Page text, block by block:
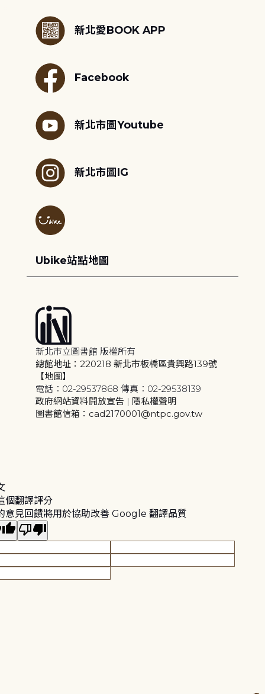
新北愛BOOK APP
Facebook
新北市圖Youtube
新北市圖IG
Ubike站點地圖
新北市立圖書館 版權所有
總館地址：220218 新北市板橋區貴興路139號
【地圖】
電話：02-29537868 傳真：02-29538139
政府網站資料開放宣告 | 隱私權聲明
圖書館信箱：cad2170001@ntpc.gov.tw
個翻譯評分
意見回饋將用於協助改善 Google 翻譯品質